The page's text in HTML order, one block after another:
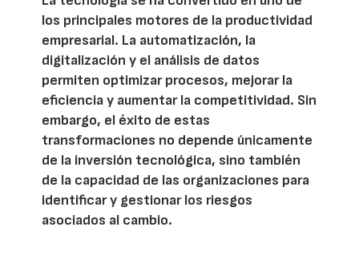
los principales motores de la productividad
empresarial. La automatización, la
digitalización y el análisis de datos
permiten optimizar procesos, mejorar la
eficiencia y aumentar la competitividad. Sin
embargo, el éxito de estas
transformaciones no depende únicamente
de la inversión tecnológica, sino también
de la capacidad de las organizaciones para
identificar y gestionar los riesgos
asociados al cambio.